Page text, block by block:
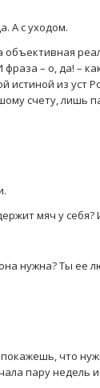
А с уходом.
– о, да! –
из уст
счету, лишь
мяч у себя?
нужна? Ты ее
что
пару недель